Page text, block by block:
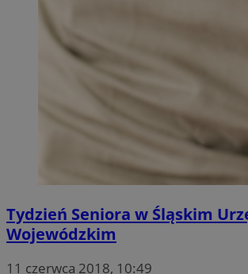
Tydzień Seniora w Śląskim
Wojewódzkim
11 czerwca 2018, 10:49